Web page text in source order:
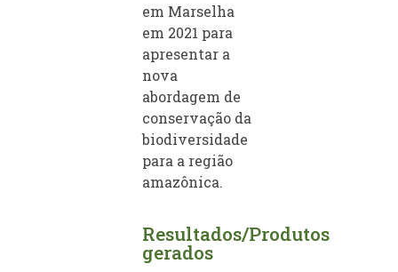
em Marselha
em 2021 para
apresentar a
nova
abordagem de
conservação da
biodiversidade
para a região
amazônica.
Resultados/Produtos
gerados